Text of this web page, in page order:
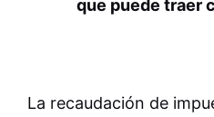
que puede traer
La recaudación de